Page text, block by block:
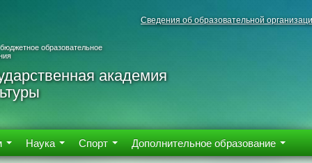
Сведения об образовательной
образовательное
академия
Наука Спорт Дополнительное образование